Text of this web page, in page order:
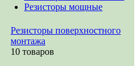
Резисторы мощные
Резисторы поверхностного
монтажа
10 товаров